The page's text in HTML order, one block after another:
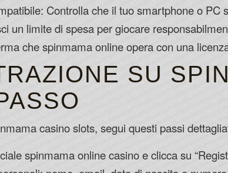
Controlla che il tuo smartphone o
un limite di spesa per giocare
che spinmama online opera con una
SU
casino slots, segui questi passi
spinmama online casino e clicca su